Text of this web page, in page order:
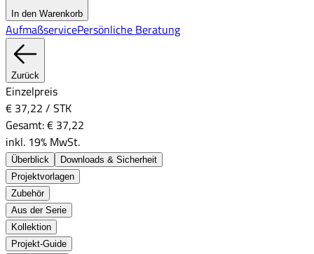
In den Warenkorb
AufmaßservicePersönliche Beratung
Zurück
Einzelpreis
€ 37,22 / STK
Gesamt:€ 37,22
inkl. 19% MwSt.
Überblick
Downloads & Sicherheit
Projektvorlagen
Zubehör
Aus der Serie
Kollektion
Projekt-Guide